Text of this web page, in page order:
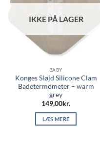
IKKE PÅ LAGER
BABY
Konges Sløjd Silicone Clam
Badetermometer – warm
grey
149,00kr.
LÆS MERE